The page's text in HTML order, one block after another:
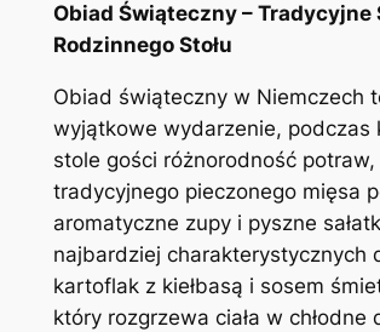
Obiad Świąteczny – Tradycyjne
Rodzinnego Stołu
Obiad świąteczny w Niemczech
wyjątkowe wydarzenie, podczas
stole gości różnorodność potraw,
tradycyjnego pieczonego mięsa
aromatyczne zupy i pyszne
najbardziej charakterystycznych
kartoflak z kiełbasą i sosem
który rozgrzewa ciała w chłodne